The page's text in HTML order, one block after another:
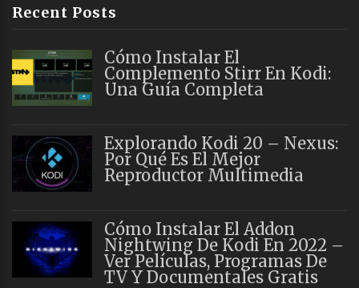
Recent Posts
Cómo Instalar El
Complemento Stirr En Kodi:
Una Guía Completa
Explorando Kodi 20 – Nexus:
Por Qué Es El Mejor
Reproductor Multimedia
Cómo Instalar El Addon
Nightwing De Kodi En 2022 –
Ver Películas, Programas De
TV Y Documentales Gratis